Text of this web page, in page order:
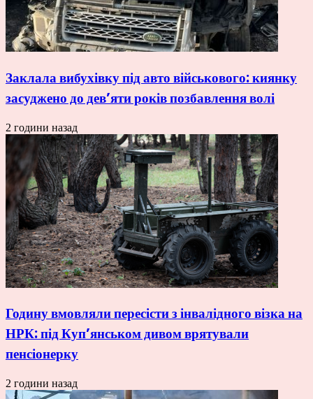
Заклала вибухівку під авто військового: киянку
засуджено до дев’яти років позбавлення волі
2 години назад
Годину вмовляли пересісти з інвалідного візка на
НРК: під Куп’янськом дивом врятували
пенсіонерку
2 години назад